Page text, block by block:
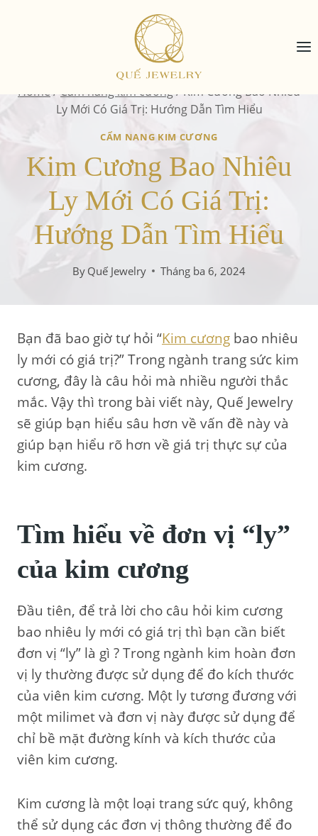
Home / Cẩm nang kim cương / Kim Cương Bao Nhiêu
Ly Mới Có Giá Trị: Hướng Dẫn Tìm Hiểu
CẨM NANG KIM CƯƠNG
Kim Cương Bao Nhiêu
Ly Mới Có Giá Trị:
Hướng Dẫn Tìm Hiểu
By Quế Jewelry Tháng ba 6, 2024
Bạn đã bao giờ tự hỏi “Kim cương bao nhiêu
ly mới có giá trị?” Trong ngành trang sức kim
cương, đây là câu hỏi mà nhiều người thắc
mắc. Vậy thì trong bài viết này, Quế Jewelry
sẽ giúp bạn hiểu sâu hơn về vấn đề này và
giúp bạn hiểu rõ hơn về giá trị thực sự của
kim cương.
Tìm hiểu về đơn vị “ly”
của kim cương
Đầu tiên, để trả lời cho câu hỏi kim cương
bao nhiêu ly mới có giá trị thì bạn cần biết
đơn vị “ly” là gì ? Trong ngành kim hoàn đơn
vị ly thường được sử dụng để đo kích thước
của viên kim cương. Một ly tương đương với
một milimet và đơn vị này được sử dụng để
chỉ bề mặt đường kính và kích thước của
viên kim cương.
Kim cương là một loại trang sức quý, không
thể sử dụng các đơn vị thông thường để đo